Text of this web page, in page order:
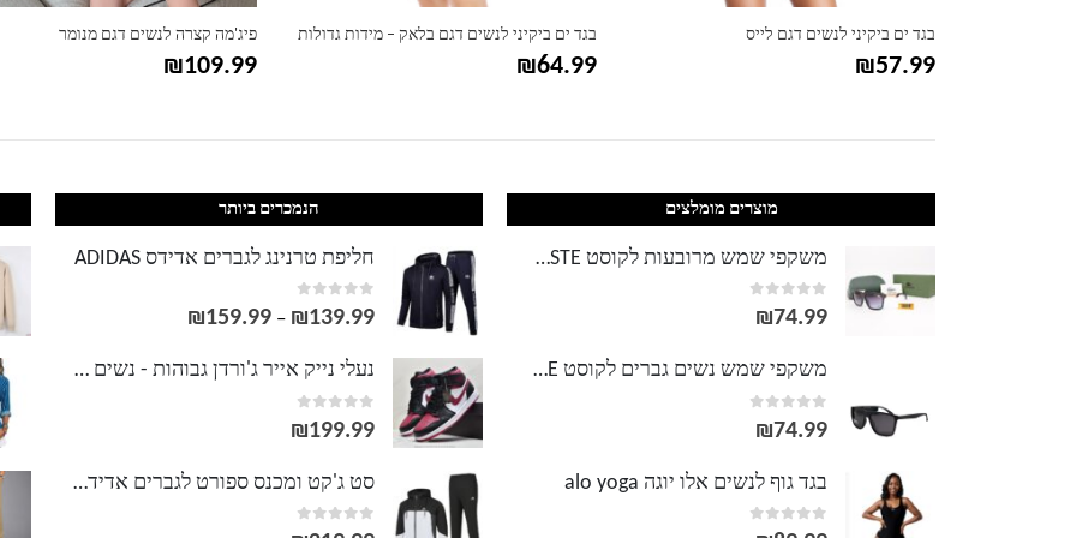
בגד ים ביקיני לנשים דגם לייס
₪57.99
בגד ים ביקיני לנשים דגם בלאק – מידות גדולות
₪64.99
פיג'מה קצרה לנשים דגם מנומר
₪109.99
מוצרים מומלצים
משקפי שמש מרובעות לקוסט LACOSTE
0
out of 5
₪74.99
משקפי שמש נשים גברים לקוסט LACOSTE
0
out of 5
₪74.99
בגד גוף לנשים אלו יוגה alo yoga
0
out of 5
הנמכרים ביותר
חליפת טרנינג לגברים אדידס ADIDAS
0
out of 5
₪139.99
–
₪159.99
טווח
נעלי נייק אייר ג'ורדן גבוהות - נשים גברים NIKE AIR JORDAN
0
out of 5
₪199.99
סט ג'קט ומכנס ספורט לגברים אדידס ADIDAS
0
out of 5